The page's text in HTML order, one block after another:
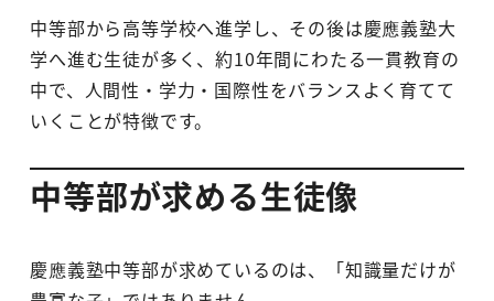
中等部から高等学校へ進学し、その後は慶應義塾大
学へ進む生徒が多く、約10年間にわたる一貫教育の
中で、人間性・学力・国際性をバランスよく育てて
いくことが特徴です。
中等部が求める生徒像
慶應義塾中等部が求めているのは、「知識量だけが